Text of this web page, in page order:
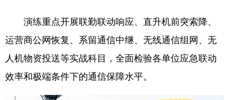
演练重点开展联勤联动响应、直升机前突索降、
运营商公网恢复、系留通信中继、无线通信组网、无
人机物资投送等实战科目，全面检验各单位应急联动
效率和极端条件下的通信保障水平。